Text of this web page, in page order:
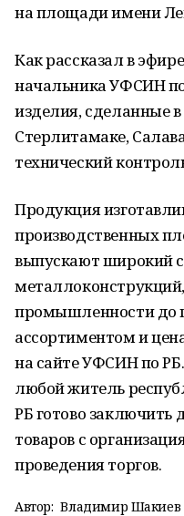
на площади имени
Как рассказал в
начальника УФСИН
изделия, сделанные
Стерлитамаке,
технический
Продукция
производственных
выпускают широкий
промышленности до
ассортиментом и
на сайте УФСИН по
любой житель
РБ готово заключить
товаров с
проведения торгов.
Автор: Владимир Шакиев